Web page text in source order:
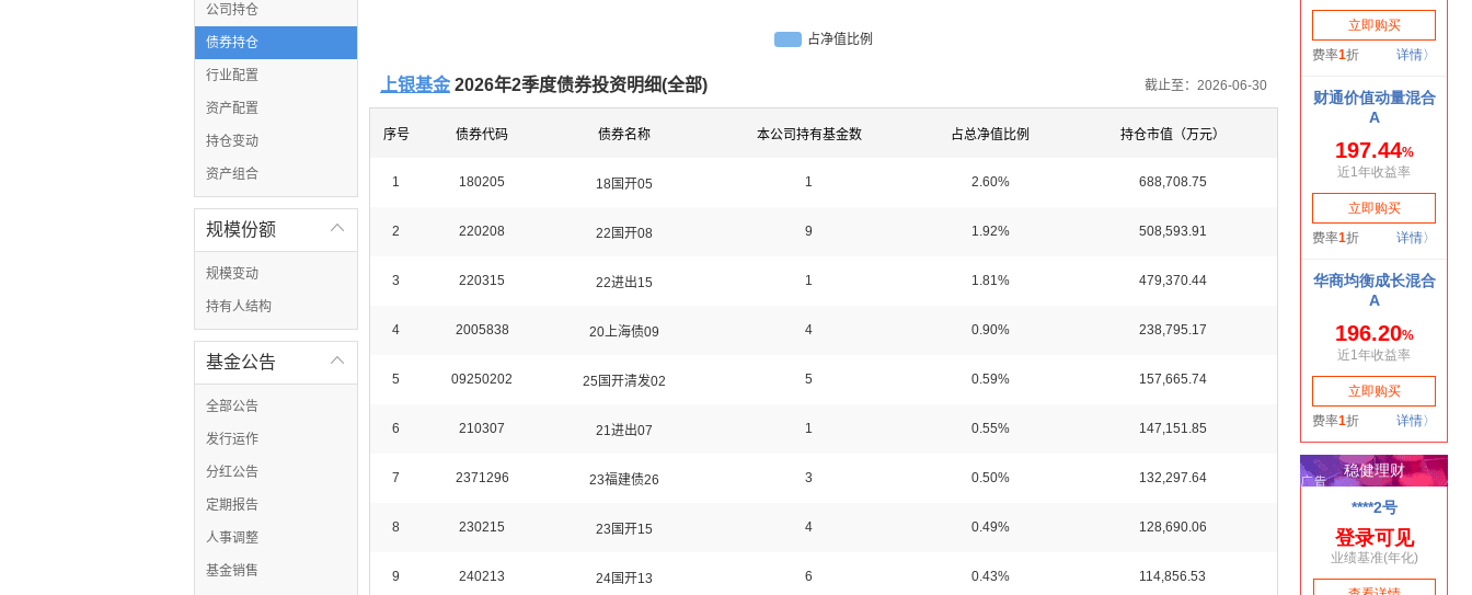
公司持仓
债券持仓
行业配置
资产配置
持仓变动
资产组合

规模份额
规模变动
持有人结构

基金公告
全部公告
发行运作
分红公告
定期报告
人事调整
基金销售
占净值比例
上银基金 2026年2季度债券投资明细(全部) 截止至：2026-06-30
序号 债券代码 债券名称 本公司持有基金数 占总净值比例 持仓市值（万元）
1 180205 18国开05 1 2.60% 688,708.75
2 220208 22国开08 9 1.92% 508,593.91
3 220315 22进出15 1 1.81% 479,370.44
4 2005838 20上海债09 4 0.90% 238,795.17
5 09250202 25国开清发02 5 0.59% 157,665.74
6 210307 21进出07 1 0.55% 147,151.85
7 2371296 23福建债26 3 0.50% 132,297.64
8 230215 23国开15 4 0.49% 128,690.06
9 240213 24国开13 6 0.43% 114,856.53